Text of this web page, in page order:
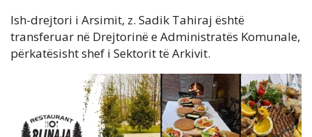
Ish-drejtori i Arsimit, z. Sadik Tahiraj është
transferuar në Drejtorinë e Administratës Komunale,
përkatësisht shef i Sektorit të Arkivit.